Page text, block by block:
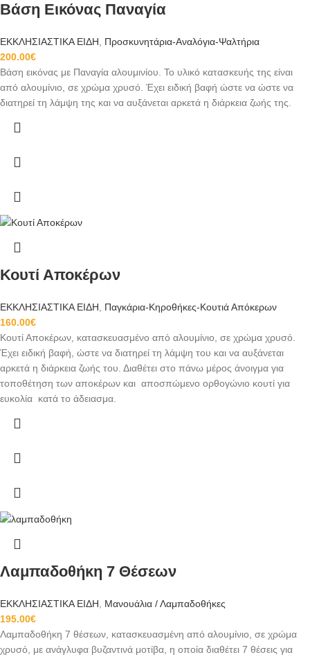
Βάση Εικόνας Παναγία
ΕΚΚΛΗΣΙΑΣΤΙΚΑ ΕΙΔΗ
Προσκυνητάρια-Αναλόγια-Ψαλτήρια
200.00€
Βάση εικόνας με Παναγία αλουμινίου. Το υλικό κατασκευής της είναι
από αλουμίνιο, σε χρώμα χρυσό. Έχει ειδική βαφή ώστε να ώστε να
διατηρεί τη λάμψη της και να αυξάνεται αρκετά η διάρκεια ζωής της.
Κουτί Αποκέρων
ΕΚΚΛΗΣΙΑΣΤΙΚΑ ΕΙΔΗ, Παγκάρια-Κηροθήκες-Κουτιά Απόκερων
160.00€
Κουτί Αποκέρων, κατασκευασμένο από αλουμίνιο, σε χρώμα χρυσό.
Έχει ειδική βαφή, ώστε να διατηρεί τη λάμψη του και να αυξάνεται
αρκετά η διάρκεια ζωής του. Διαθέτει στο πάνω μέρος άνοιγμα για
τοποθέτηση των αποκέρων και αποσπώμενο ορθογώνιο κουτί για
ευκολία κατά το άδειασμα.
Λαμπαδοθήκη 7 Θέσεων
ΕΚΚΛΗΣΙΑΣΤΙΚΑ ΕΙΔΗ
Μανουάλια / Λαμπαδοθήκες
195.00€
Λαμπαδοθήκη 7 θέσεων, κατασκευασμένη από αλουμίνιο, σε χρώμα
χρυσό, με ανάγλυφα βυζαντινά μοτίβα, η οποία διαθέτει 7 θέσεις για